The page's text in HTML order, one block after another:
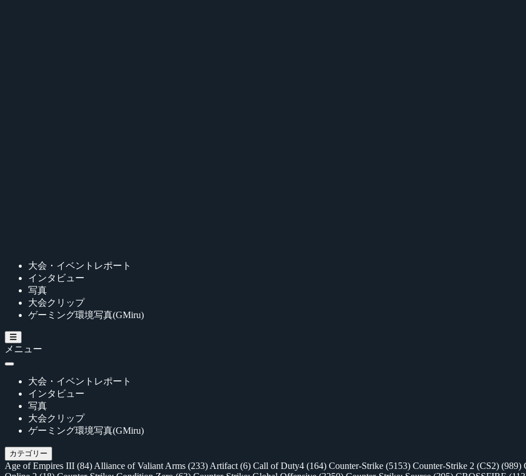
大会・イベントレポート
インタビュー
写真
大会クリップ
ゲーミング環境写真(GMiru)
メニュー
大会・イベントレポート
インタビュー
写真
大会クリップ
ゲーミング環境写真(GMiru)
カテゴリー
Age of Empires III (84) Alliance of Valiant Arms (233) Artifact (6) Call of Duty4 (164) Counter-Strike (5153) Counter-Strike 2 (CS2) (989)